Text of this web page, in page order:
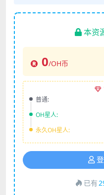
本资
0/OH币
普通:
OH星人:
永久OH星人:
已有